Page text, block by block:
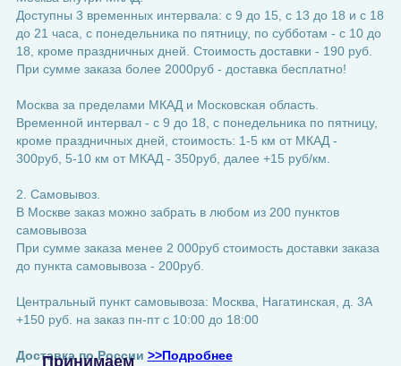
Доступны 3 временных интервала: с 9 до 15, с 13 до 18 и с 18
до 21 часа, с понедельника по пятницу, по субботам - с 10 до
18, кроме праздничных дней. Стоимость доставки - 190 руб.
При сумме заказа более 2000руб - доставка бесплатно!
Москва за пределами МКАД и Московская область.
Временной интервал - с 9 до 18, с понедельника по пятницу,
кроме праздничных дней, стоимость: 1-5 км от МКАД -
300руб, 5-10 км от МКАД - 350руб, далее +15 руб/км.
2. Самовывоз.
В Москве заказ можно забрать в любом из 200 пунктов
самовывоза
При сумме заказа менее 2 000руб стоимость доставки заказа
до пункта самовывоза - 200руб.
Центральный пункт самовывоза: Москва, Нагатинская, д. 3А
+150 руб. на заказ пн-пт с 10:00 до 18:00
Доставка по России >>Подробнее
Принимаем